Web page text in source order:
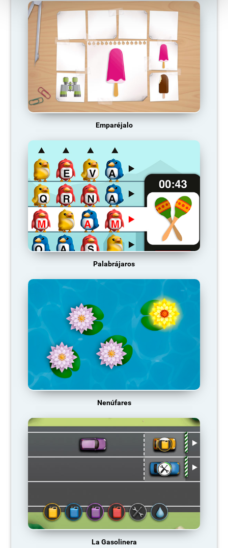
Emparéjalo
Palabrájaros
Nenúfares
La Gasolinera